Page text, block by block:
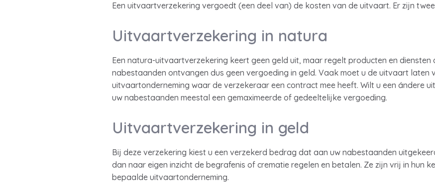
Een uitvaartverzekering vergoedt (een deel van) de kosten van de uitvaart. Er zijn
Uitvaartverzekering in natura
Een natura-uitvaartverzekering keert geen geld uit, maar regelt producten en diensten
nabestaanden ontvangen dus geen vergoeding in geld. Vaak moet u de uitvaart laten
uitvaartonderneming waar de verzekeraar een contract mee heeft. Wilt u een ándere
uw nabestaanden meestal een gemaximeerde of gedeeltelijke vergoeding.
Uitvaartverzekering in geld
Bij deze verzekering kiest u een verzekerd bedrag dat aan uw nabestaanden
dan naar eigen inzicht de begrafenis of crematie regelen en betalen. Ze zijn vrij in hun
bepaalde uitvaartonderneming.